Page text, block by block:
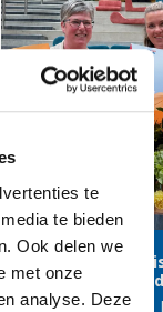
te
te bieden
Ook delen we
met onze
analyse. Deze
Van zorg,
marketing naar
Stacey, Yvonne en